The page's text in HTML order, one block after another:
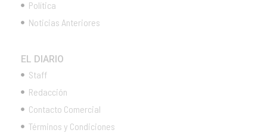
Política
Noticias Anteriores
EL DIARIO
Staff
Redacción
Contacto Comercial
Términos y Condiciones